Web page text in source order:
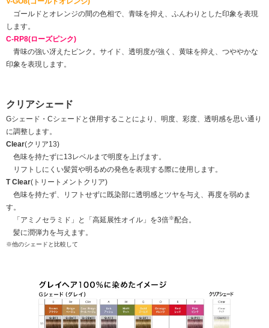
ゴールドとオレンジの間の色相で、青味を抑え、ふんわりとした印象を表現
します。
C-RP8(ローズピンク)
青味の強い冴えたピンク。サイド、透明度が強く、黄味を抑え、つややかな
印象を表現します。
クリアシェード
Gシェード・Cシェードと併用することにより、明度、彩度、透明感を思い通り
に調整します。
Clear(クリア13)
色味を持たずに13レベルまで明度を上げます。
リフトしにくい髪質や明るめの発色を表現する際に使用します。
T Clear(トリートメントクリア)
色味を持たず、リフトせずに既染部に透明感とツヤを与え、再度を弱めま
す。
「アミノセラミド」と「高延展性オイル」を3倍※配合。
髪に潤弾力を与えます。
※他のシェードと比較して